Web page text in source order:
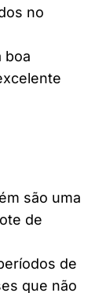
no
boa
são uma
de
de
que não